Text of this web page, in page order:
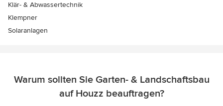
Klär- & Abwassertechnik
Klempner
Solaranlagen
Warum sollten Sie Garten- & Landschaftsbau
auf Houzz beauftragen?